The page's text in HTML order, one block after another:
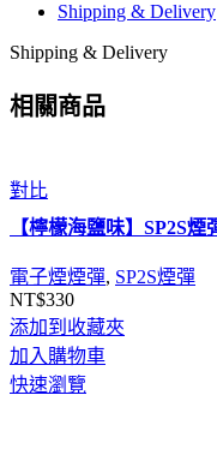
Shipping & Delivery
Shipping & Delivery
相關商品
對比
【檸檬海鹽味】SP2S
電子煙煙彈, SP2S煙彈
NT$330
添加到收藏夾
加入購物車
快速瀏覽